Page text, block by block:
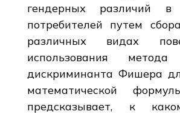
гендерных различий в
потребителей путем
различных видах
использования метода
дискриминанта Фишера
математической
предсказывает, к